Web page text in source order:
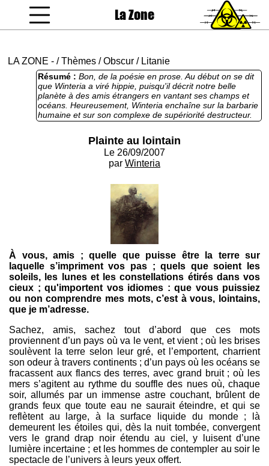
La Zone
LA ZONE - /Thèmes /Obscur / Litanie
Résumé : Bon, de la poésie en prose. Au début on se dit
que Winteria a viré hippie, puisqu'il décrit notre belle
planète à des amis étrangers en vantant ses champs et
océans. Heureusement, Winteria enchaîne sur la barbarie
humaine et sur son complexe de supériorité destructeur.
Du coup la sale impression du début se dissipe et on
nous fait une moitié de bon texte donc.
Plainte au lointain
Le 26/09/2007
par Winteria
À vous, amis ; quelle que puisse être la terre sur
laquelle s’impriment vos pas ; quels que soient les
soleils, les lunes et les constellations étirés dans vos
cieux ; qu'importent vos idiomes : que vous puissiez
ou non comprendre mes mots, c’est à vous, lointains,
que je m’adresse.
Sachez, amis, sachez tout d’abord que ces mots
proviennent d’un pays où va le vent, et vient ; où les brises
soulèvent la terre selon leur gré, et l’emportent, charrient
son odeur à travers continents ; d’un pays où les océans se
fracassent aux flancs des terres, avec grand bruit ; où les
mers s’agitent au rythme du souffle des nues où, chaque
soir, allumés par un immense astre couchant, brûlent de
grands feux que toute eau ne saurait éteindre, et qui se
reflètent au large, à la surface liquide du monde ; là
demeurent les étoiles qui, dès la nuit tombée, convergent
vers le grand drap noir étendu au ciel, y luisent d’une
lumière incertaine ; et les hommes de contempler au soir le
spectacle de l’univers à leurs yeux offert.